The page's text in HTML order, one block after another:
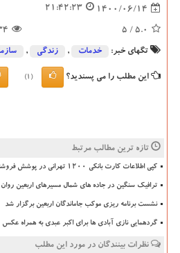
1400/06/14
21:42:23
5.0
/ 5
تگهای خبر: خدمات , زندگی ,
این مطلب را می پسندید؟ (1)
تازه ترین مطالب مرتبط
کپی اطلاعات کارت بانکی ۱۲۰۰ تهرانی در پوشش فروشنده میوه
ترافیک سنگین در جاده های شمال مسیرهای اربعین
نشست برنامه ریزی موکب جاماندگان اربعین برگزار شد
گردهمایی نازی آبادی ها برای اکبر عبدی به همراه عکس
نظرات بینندگان در مورد این مطلب